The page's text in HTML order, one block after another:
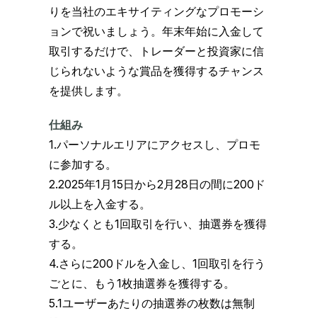
りを当社のエキサイティングなプロモーシ
ョンで祝いましょう。年末年始に入金して
取引するだけで、トレーダーと投資家に信
じられないような賞品を獲得するチャンス
を提供します。
仕組み
1.パーソナルエリアにアクセスし、プロモ
に参加する。
2.2025年1月15日から2月28日の間に200ド
ル以上を入金する。
3.少なくとも1回取引を行い、抽選券を獲得
する。
4.さらに200ドルを入金し、1回取引を行う
ごとに、もう1枚抽選券を獲得する。
5.1ユーザーあたりの抽選券の枚数は無制